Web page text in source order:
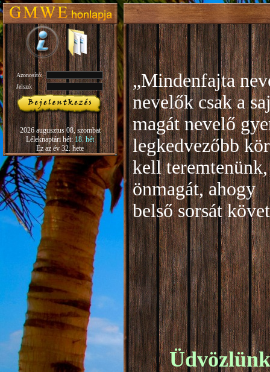
Azonosító:
Jelszó:
2026 augusztus 08, szombat
Léleknaptári hét:18. hét
Ez az év 32. hete
„Mindenfajta
nevelők csak a
magát nevelő
legkedvezőbb
kell
önmagát, ahogy
belső sorsát